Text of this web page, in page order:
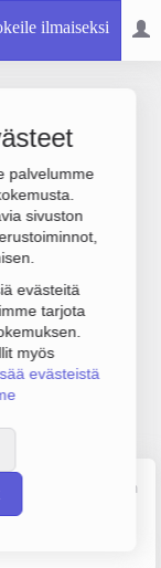
ilmaiseksi
palvelumme
sivuston
evästeitä
tarjota
myös
evästeistä
Oy
on 1.9 milj. €,
on
Lempäälä.
YTJ, PRH, Traficom